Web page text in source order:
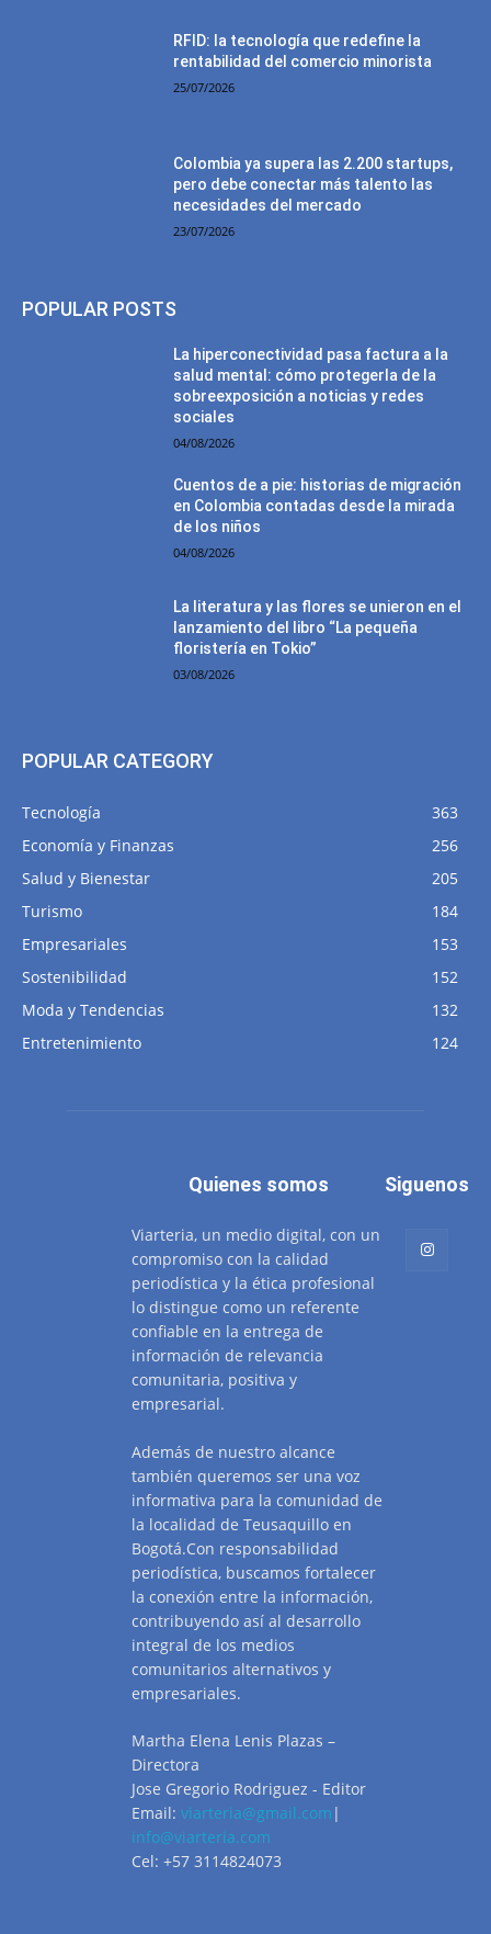
RFID: la tecnología que redefine la
rentabilidad del comercio minorista
25/07/2026
Colombia ya supera las 2.200 startups,
pero debe conectar más talento las
necesidades del mercado
23/07/2026
POPULAR POSTS
La hiperconectividad pasa factura a la
salud mental: cómo protegerla de la
sobreexposición a noticias y redes
sociales
04/08/2026
Cuentos de a pie: historias de migración
en Colombia contadas desde la mirada
de los niños
04/08/2026
La literatura y las flores se unieron en el
lanzamiento del libro “La pequeña
floristería en Tokio”
03/08/2026
POPULAR CATEGORY
Tecnología
363
Economía y Finanzas
256
Salud y Bienestar
205
Turismo
184
Empresariales
153
Sostenibilidad
152
Moda y Tendencias
132
Entretenimiento
124
Quienes somos
Viarteria, un medio digital, con un
compromiso con la calidad
periodística y la ética profesional
lo distingue como un referente
confiable en la entrega de
información de relevancia
comunitaria, positiva y
empresarial.
Además de nuestro alcance
también queremos ser una voz
informativa para la comunidad de
la localidad de Teusaquillo en
Bogotá.Con responsabilidad
periodística, buscamos fortalecer
la conexión entre la información,
contribuyendo así al desarrollo
integral de los medios
comunitarios alternativos y
empresariales.
Martha Elena Lenis Plazas –
Directora
Jose Gregorio Rodriguez - Editor
Email: viarteria@gmail.com |
info@viarteria.com
Cel: +57 3114824073
Siguenos